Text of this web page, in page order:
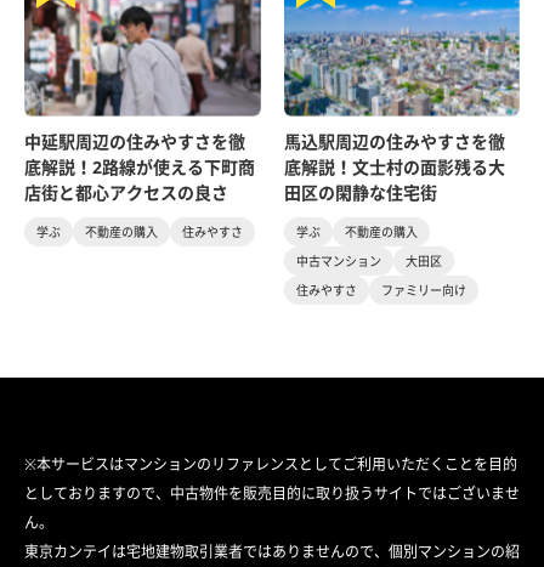
中延駅周辺の住みやすさを徹
底解説！2路線が使える下町商
店街と都心アクセスの良さ
学ぶ 不動産の購入 住みやすさ
馬込駅周辺の住みやすさを徹
底解説！文士村の面影残る大
田区の閑静な住宅街
学ぶ
不動産の購入
中古マンション
大田区
住みやすさ
ファミリー向け
※本サービスはマンションのリファレンスとしてご利用いただくことを目的
としておりますので、中古物件を販売目的に取り扱うサイトではございませ
ん。
東京カンテイは宅地建物取引業者ではありませんので、個別マンションの紹